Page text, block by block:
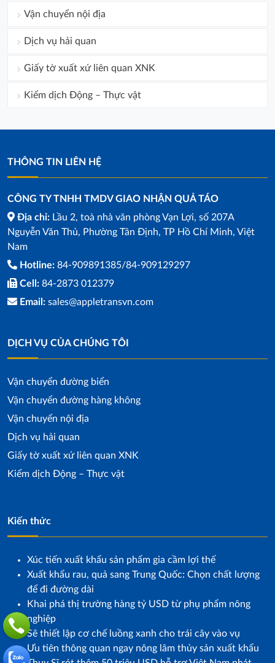
Vận chuyển nội địa
Dịch vụ hải quan
Giấy tờ xuất xứ liên quan XNK
Kiểm dịch Động – Thực vật
THÔNG TIN LIÊN HỆ
CÔNG TY TNHH TMDV GIAO NHẬN QUẢ TÁO
Địa chỉ: Lầu 2, toà nhà văn phòng Vạn Lợi, số 207A
Nguyễn Văn Thủ, Phường Tân Định, TP Hồ Chí Minh, Việt
Nam
Hotline: 84-909891385/84-909129297
Cell: 84-2873 012379
Email: sales@appletransvn.com
DỊCH VỤ CỦA CHÚNG TÔI
Vận chuyển đường biển
Vận chuyển đường hàng không
Vận chuyển nội địa
Dịch vụ hải quan
Giấy tờ xuất xứ liên quan XNK
Kiểm dịch Động – Thực vật
Kiến thức
Xúc tiến xuất khẩu sản phẩm gia cầm lợi thế
Xuất khẩu rau, quả sang Trung Quốc: Chọn chất lượng
để đi đường dài
Khai phá thị trường hàng tỷ USD từ phụ phẩm nông
nghiệp
Sẽ thiết lập cơ chế luồng xanh cho trái cây vào vụ
Ưu tiên thông quan ngay nông lâm thủy sản xuất khẩu